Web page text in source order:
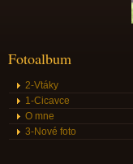
Fotoalbum
2-Vtáky
1-Cicavce
O mne
3-Nové foto